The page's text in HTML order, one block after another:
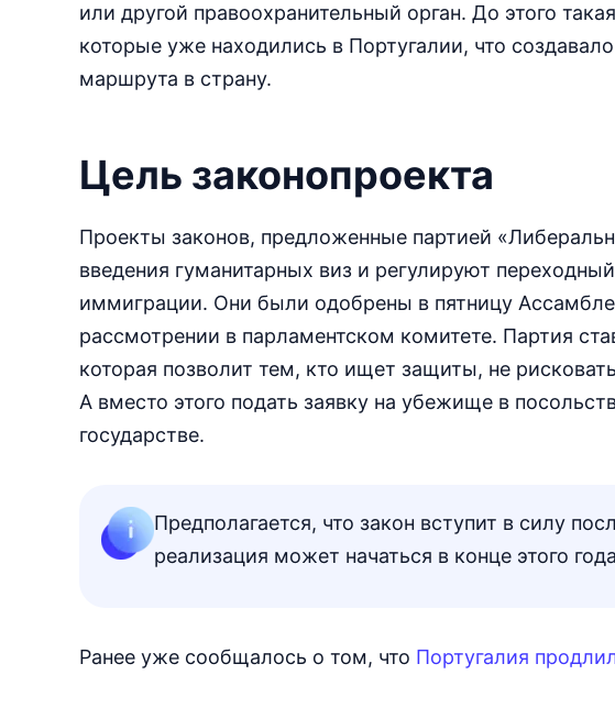
или другой правоохранительный орган. До этого
которые уже находились в Португалии, что
маршрута в страну.
Цель законопроекта
Проекты законов, предложенные партией
введения гуманитарных виз и регулируют
иммиграции. Они были одобрены в пятницу
рассмотрении в парламентском комитете. Партия
которая позволит тем, кто ищет защиты, не
А вместо этого подать заявку на убежище в
государстве.
Предполагается, что закон вступит в силу
реализация может начаться в конце этого
Ранее уже сообщалось о том, что Португалия